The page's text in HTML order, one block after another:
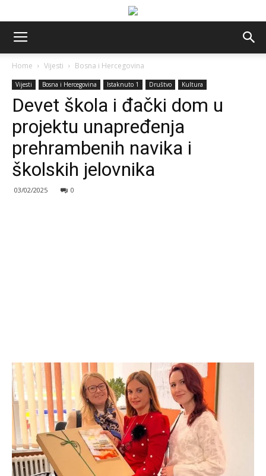
Home Vijesti Bosna i Hercegovina
Vijesti Bosna i Hercegovina Istaknuto 1 Društvo Kultura
Devet škola i đački dom u
projektu unapređenja
prehrambenih navika i
školskih jelovnika
03/02/2025 0